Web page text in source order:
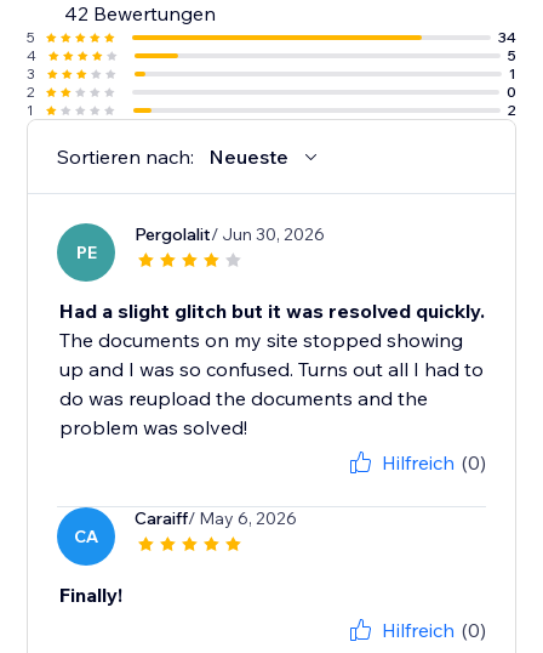
42 Bewertungen
5
34
4
5
3
1
2
0
1
2
Sortieren nach: Neueste
PE
Pergolalit/ Jun 30, 2026
Had a slight glitch but it was resolved quickly.
The documents on my site stopped showing
up and I was so confused. Turns out all I had to
do was reupload the documents and the
problem was solved!
Hilfreich (0)
CA
Caraiff/ May 6, 2026
Finally!
Hilfreich (0)